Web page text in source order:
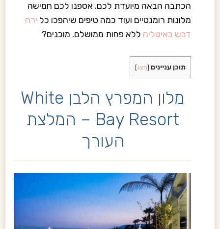
הכתבה הבאה מיועדת לכם. אספנו לכם חמישה
מלונות רומנטיים ועוד כמה טיפים שיהפכו כל ירח
דבש באיטליה ללא פחות ממושלם. מוכנים?
תוכן עניינים [הצג]
מלון המפרץ הלבן White
Bay Resort‬ – המלצת
העורך